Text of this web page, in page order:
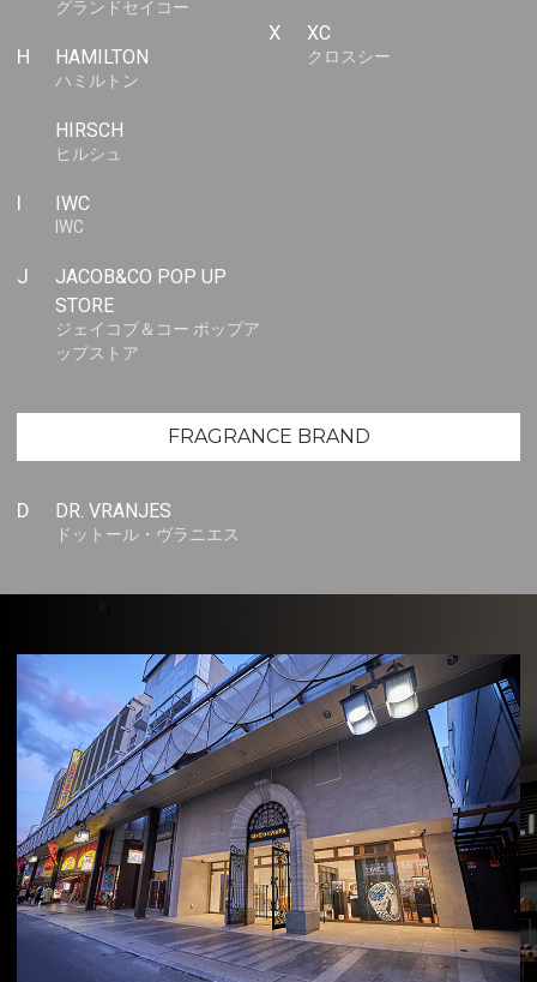
グランドセイコー
H HAMILTON
ハミルトン
HIRSCH
ヒルシュ
I IWC
IWC
J
JACOB&CO POP UP
STORE
ジェイコブ＆コー ポップア
ップストア
X XC
クロスシー
FRAGRANCE BRAND
D DR. VRANJES
ドットール・ヴラニエス